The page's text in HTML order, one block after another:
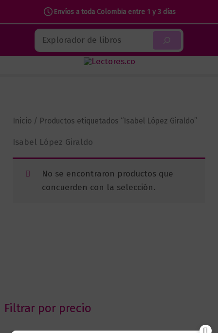
Envíos a toda Colombia entre 1 y 3 días
contenido
Buscar
Filtrar por precio
Inicio / Productos etiquetados “Isabel López Giraldo”
Isabel López Giraldo
No se encontraron productos que
concuerden con la selección.